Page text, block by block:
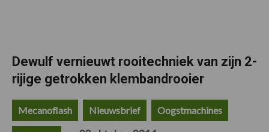
Dewulf vernieuwt rooitechniek van zijn 2-
rijige getrokken klembandrooier
Mecanoflash Nieuwsbrief Oogstmachines